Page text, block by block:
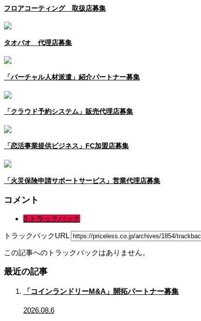
フロアコーティング 取扱店募集
タオバオ 代理店募集
「バーチャル人材派遣」紹介パートナー募集
「クラウド予約システム」販売代理店募集
「恋活事業提供ビジネス」FC加盟店募集
「火災保険申請サポートサービス」営業代理店募集
コメント
0 トラックバック
トラックバックURL
この記事へのトラックバックはありません。
最近の記事
「コインランドリーM&A」開拓パートナー募集
2026.08.6